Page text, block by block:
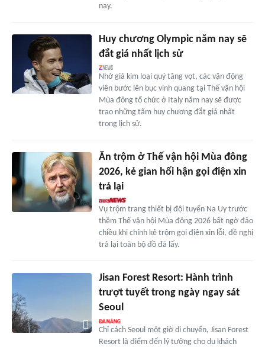
nay.
Huy chương Olympic năm nay sẽ
đắt giá nhất lịch sử
Nhờ giá kim loại quý tăng vọt, các vận động
viên bước lên bục vinh quang tại Thế vận hội
Mùa đông tổ chức ở Italy năm nay sẽ được
trao những tấm huy chương đắt giá nhất
trong lịch sử.
Ăn trộm ở Thế vận hội Mùa đông
2026, kẻ gian hối hận gọi điện xin
trả lại
Vụ trộm trang thiết bị đội tuyển Na Uy trước
thềm Thế vận hội Mùa đông 2026 bất ngờ đảo
chiều khi chính kẻ trộm gọi điện xin lỗi, đề nghị
trả lại toàn bộ đồ đã lấy.
Jisan Forest Resort: Hành trình
trượt tuyết trong ngày ngay sát
Seoul
Chỉ cách Seoul một giờ di chuyển, Jisan Forest
Resort là điểm đến lý tưởng cho du khách